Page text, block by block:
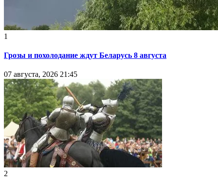
1
Грозы и похолодание ждут Беларусь 8 августа
07 августа, 2026 21:45
2